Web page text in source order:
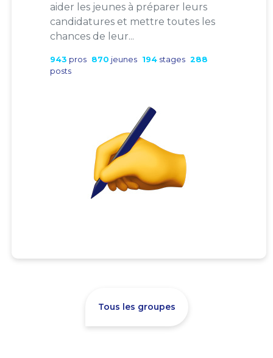
aider les jeunes à préparer leurs
candidatures et mettre toutes les
chances de leur...
943 pros 870 jeunes 194 stages 288
posts
Tous les groupes